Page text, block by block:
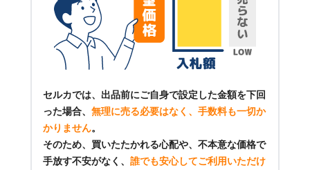
セルカでは、出品前にご自身で設定した金額を下回
った場合、 無理に売る必要はなく、手数料も一切か
かりません。
そのため、買いたたかれる心配や、不本意な価格で
手放す不安がなく、 誰でも安心してご利用いただけ